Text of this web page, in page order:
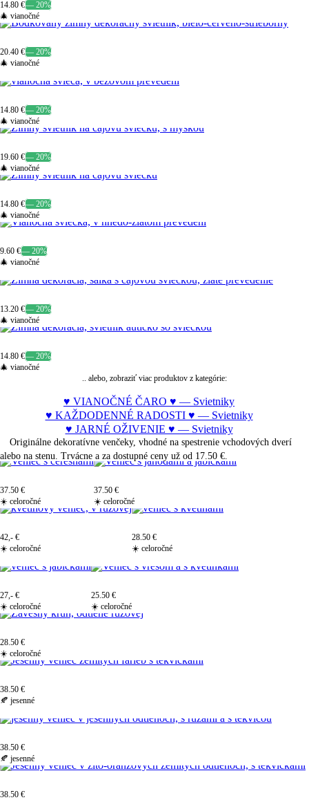
14.80 €— 20%
🎄 vianočné
20.40 €— 20%
🎄 vianočné
14.80 €— 20%
🎄 vianočné
19.60 €— 20%
🎄 vianočné
14.80 €— 20%
🎄 vianočné
9.60 €— 20%
🎄 vianočné
13.20 €— 20%
🎄 vianočné
14.80 €— 20%
🎄 vianočné
.. alebo, zobraziť viac produktov z kategórie:
♥ VIANOČNÉ ČARO ♥ — Svietniky
♥ KAŽDODENNÉ RADOSTI ♥ — Svietniky
♥ JARNÉ OŽIVENIE ♥ — Svietniky
Originálne dekoratívne venčeky, vhodné na spestrenie vchodových dverí
alebo na stenu. Trvácne a za dostupné ceny už od 17.50 €.
37.50 €
☀️ celoročné
37.50 €
☀️ celoročné
42,- €
☀️ celoročné
28.50 €
☀️ celoročné
27,- €
☀️ celoročné
25.50 €
☀️ celoročné
28.50 €
☀️ celoročné
38.50 €
🍂 jesenné
38.50 €
🍂 jesenné
38.50 €